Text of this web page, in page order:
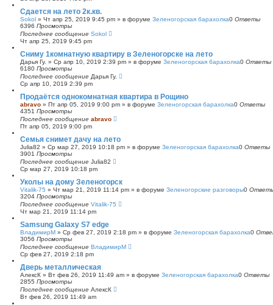
Сдается на лето 2к.кв.
Sokol » Чт апр 25, 2019 9:45 pm » в форуме Зеленогорская барахолка0 Ответы
6396 Просмотры
Последнее сообщение Sokol
Чт апр 25, 2019 9:45 pm
Сниму 1комнатную квартиру в Зеленогорске на лето
Дарья Гу. » Ср апр 10, 2019 2:39 pm » в форуме Зеленогорская барахолка0 Ответы
6180 Просмотры
Последнее сообщение Дарья Гу.
Ср апр 10, 2019 2:39 pm
Продаётся однокомнатная квартира в Рощино
abravo » Пт апр 05, 2019 9:00 pm » в форуме Зеленогорская барахолка0 Ответы
4351 Просмотры
Последнее сообщение abravo
Пт апр 05, 2019 9:00 pm
Семья снимет дачу на лето
Julia82 » Ср мар 27, 2019 10:18 pm » в форуме Зеленогорская барахолка0 Ответы
3901 Просмотры
Последнее сообщение Julia82
Ср мар 27, 2019 10:18 pm
Уколы на дому Зеленогорск
Vitalik-75 » Чт мар 21, 2019 11:14 pm » в форуме Зеленогорские разговоры0
3204 Просмотры
Последнее сообщение Vitalik-75
Чт мар 21, 2019 11:14 pm
Samsung Galaxy S7 edge
ВладимирМ » Ср фев 27, 2019 2:18 pm » в форуме Зеленогорская барахолка0
3056 Просмотры
Последнее сообщение ВладимирМ
Ср фев 27, 2019 2:18 pm
Дверь металлическая
АлексК » Вт фев 26, 2019 11:49 am » в форуме Зеленогорская барахолка0 Ответы
2855 Просмотры
Последнее сообщение АлексК
Вт фев 26, 2019 11:49 am